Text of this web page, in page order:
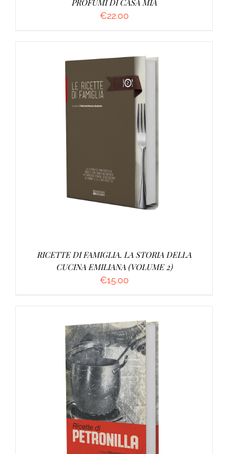
PROFUMI DI CASA MIA
€22.00
/
RICETTE DI FAMIGLIA. LA STORIA DELLA
CUCINA EMILIANA (VOLUME 2)
€15.00
DETTAGLI